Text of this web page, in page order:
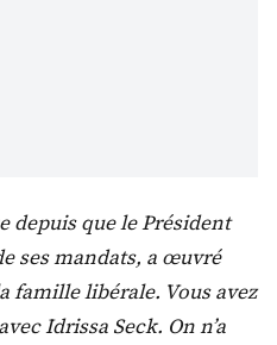
depuis que le Président
ses mandats, a œuvré
famille libérale. Vous avez
Idrissa Seck. On n’a